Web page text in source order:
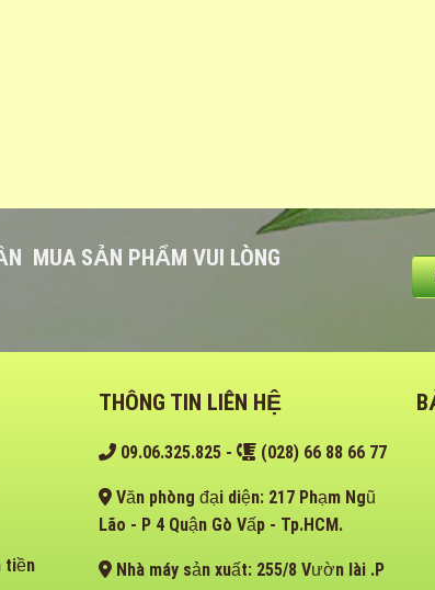
MUA SẢN PHẨM VUI LÒNG
tiền
THÔNG TIN LIÊN HỆ
09.06.325.825- (028) 66 88 66 77
Văn phòng đại diện: 217 Phạm Ngũ
Lão - P 4 Quận Gò Vấp - Tp.HCM.
Nhà máy sản xuất: 255/8 Vườn lài .P